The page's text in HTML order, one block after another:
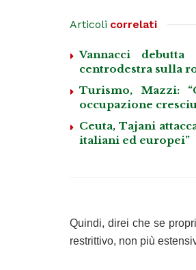
Articoli correlati
Vannacci
centrodestra sulla
Turismo, Mazzi:
occupazione
Ceuta, Tajani
italiani ed europei”
Quindi, direi che se
restrittivo, non più